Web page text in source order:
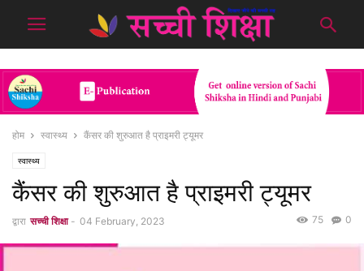
होम स्वास्थ्य कैंसर की शुरुआत है प्राइमरी ट्यूमर
स्वास्थ्य
कैंसर की शुरुआत है प्राइमरी ट्यूमर
द्वारा सच्ची शिक्षा - 04 February, 2023 0
75